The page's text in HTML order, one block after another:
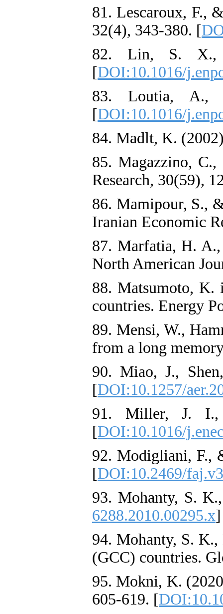
81. Lescaroux, F.,
32(4), 343-380. [
82. Lin, S. X.,
[DOI:10.1016/
83. Loutia, A.,
[DOI:10.1016/
84. Madlt, K.
85. Magazzino,
Research, 30(59),
86. Mamipour, S.,
Iranian Economic
87. Marfatia, H.
North American
88. Matsumoto,
countries. Energy
89. Mensi, W.,
from a long
90. Miao, J.,
[DOI:10.1257/
91. Miller, J. I.,
[DOI:10.1016/
92. Modigliani, F.,
[DOI:10.2469/
93. Mohanty, S.
6288.2010.00295.x]
94. Mohanty, S.
(GCC) countries.
95. Mokni, K.
605-619. [